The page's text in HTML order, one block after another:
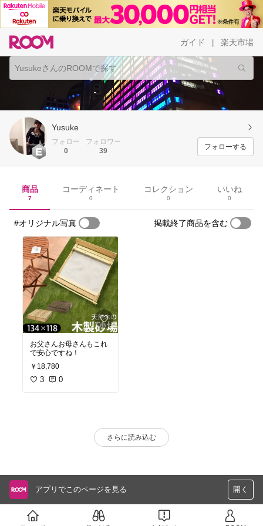
ガイド 楽天市場
Yusuke
フォロー
0
フォロワー
39
フォローする
商品
7
コーディネート
0
コレクション
0
いいね
0
#オリジナル写真 掲載終了商品を含む
お父さんお母さんもこれ
で安心ですね！
￥18,780
3 0
さらに読み込む
アプリでこのページを見る 開く